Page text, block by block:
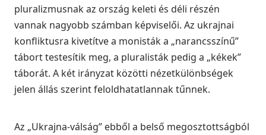
pluralizmusnak az ország keleti és déli részén
vannak nagyobb számban képviselői. Az ukrajnai
konfliktusra kivetítve a monisták a „narancsszínű”
tábort testesítik meg, a pluralisták pedig a „kékek”
táborát. A két irányzat közötti nézetkülönbségek
jelen állás szerint feloldhatatlannak tűnnek.
Az „Ukrajna-válság” ebből a belső megosztottságból